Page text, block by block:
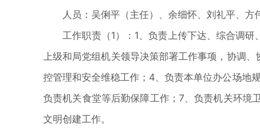
人员：吴俐平（主任）、余细怀、刘礼平、方
工作职责（1）：1、负责上传下达、综合调研
上级和局党组机关领导决策部署工作事项，协调
控管理和安全维稳工作；4、负责本单位办公场地
负责机关食堂等后勤保障工作；7、负责机关环境
文明创建工作。